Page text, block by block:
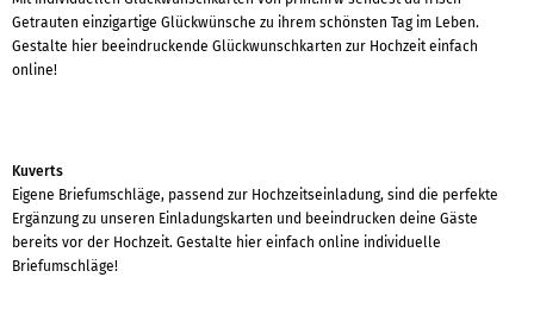
Getrauten einzigartige Glückwünsche zu ihrem schönsten Tag im Leben.
Gestalte hier beeindruckende Glückwunschkarten zur Hochzeit einfach
online!
Kuverts
Eigene Briefumschläge, passend zur Hochzeitseinladung, sind die perfekte
Ergänzung zu unseren Einladungskarten und beeindrucken deine Gäste
bereits vor der Hochzeit. Gestalte hier einfach online individuelle
Briefumschläge!